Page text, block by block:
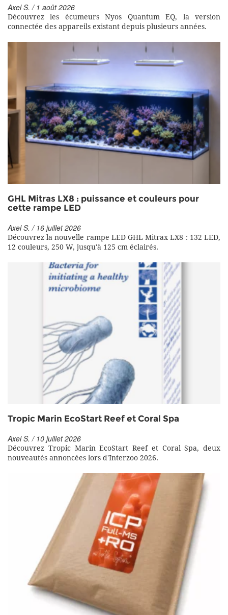
Axel S. / 1 août 2026
Découvrez les écumeurs Nyos Quantum EQ, la version
connectée des appareils existant depuis plusieurs années.
GHL Mitras LX8 : puissance et couleurs pour
cette rampe LED
Axel S. / 16 juillet 2026
Découvrez la nouvelle rampe LED GHL Mitrax LX8 : 132 LED,
12 couleurs, 250 W, jusqu'à 125 cm éclairés.
Tropic Marin EcoStart Reef et Coral Spa
Axel S. / 10 juillet 2026
Découvrez Tropic Marin EcoStart Reef et Coral Spa, deux
nouveautés annoncées lors d'Interzoo 2026.